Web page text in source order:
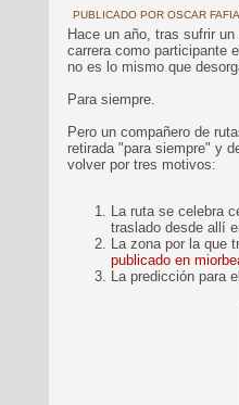
PUBLICADO POR OSCAR
Hace un año, tras sufrir
carrera como participante
no es lo mismo que
Para siempre.
Pero un compañero de
retirada "para siempre" y
volver por tres motivos:
La ruta se celebra
traslado desde allí
La zona por la que
publicado en
La predicción para